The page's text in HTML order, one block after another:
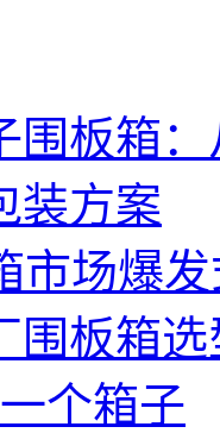
围板箱
装方案
市场爆
围板箱
个箱子